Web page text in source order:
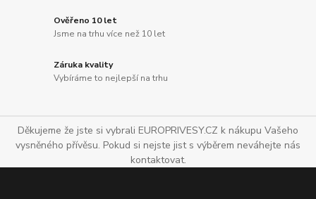
Ověřeno 10 let
Jsme na trhu více než 10 let
Záruka kvality
Vybíráme to nejlepší na trhu
Děkujeme že jste si vybrali EUROPRIVESY.CZ k nákupu Vašeho
vysněného přívěsu. Pokud si nejste jist s výběrem neváhejte nás
kontaktovat.